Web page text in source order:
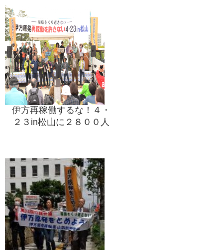
伊方再稼働するな！４・
２３in松山に２８００人